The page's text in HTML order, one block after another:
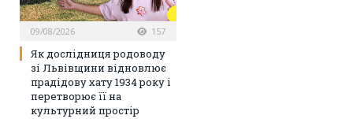
09/08/2026 157
Як дослідниця родоводу
зі Львівщини відновлює
прадідову хату 1934 року і
перетворює її на
культурний простір